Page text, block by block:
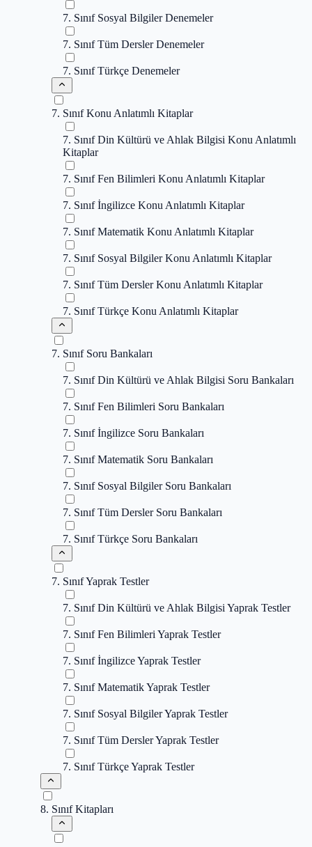
7. Sınıf Sosyal Bilgiler Denemeler
7. Sınıf Tüm Dersler Denemeler
7. Sınıf Türkçe Denemeler
7. Sınıf Konu Anlatımlı Kitaplar
7. Sınıf Din Kültürü ve Ahlak Bilgisi Konu Anlatımlı
Kitaplar
7. Sınıf Fen Bilimleri Konu Anlatımlı Kitaplar
7. Sınıf İngilizce Konu Anlatımlı Kitaplar
7. Sınıf Matematik Konu Anlatımlı Kitaplar
7. Sınıf Sosyal Bilgiler Konu Anlatımlı Kitaplar
7. Sınıf Tüm Dersler Konu Anlatımlı Kitaplar
7. Sınıf Türkçe Konu Anlatımlı Kitaplar
7. Sınıf Soru Bankaları
7. Sınıf Din Kültürü ve Ahlak Bilgisi Soru Bankaları
7. Sınıf Fen Bilimleri Soru Bankaları
7. Sınıf İngilizce Soru Bankaları
7. Sınıf Matematik Soru Bankaları
7. Sınıf Sosyal Bilgiler Soru Bankaları
7. Sınıf Tüm Dersler Soru Bankaları
7. Sınıf Türkçe Soru Bankaları
7. Sınıf Yaprak Testler
7. Sınıf Din Kültürü ve Ahlak Bilgisi Yaprak Testler
7. Sınıf Fen Bilimleri Yaprak Testler
7. Sınıf İngilizce Yaprak Testler
7. Sınıf Matematik Yaprak Testler
7. Sınıf Sosyal Bilgiler Yaprak Testler
7. Sınıf Tüm Dersler Yaprak Testler
7. Sınıf Türkçe Yaprak Testler
8. Sınıf Kitapları